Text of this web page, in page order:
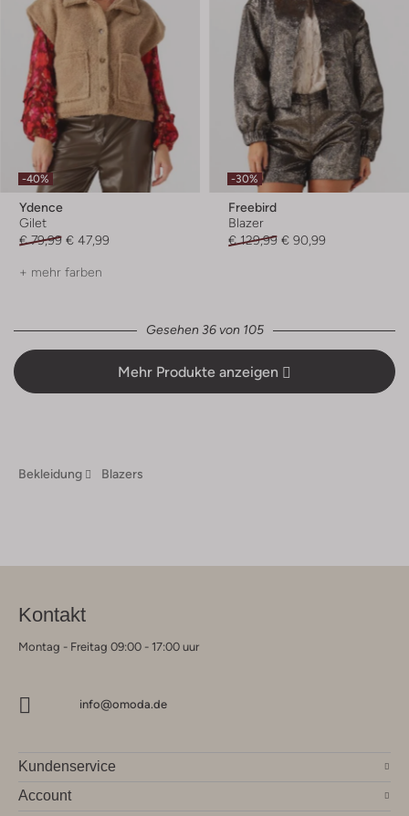
-40%
Ydence
Gilet
€ 79,99 € 47,99
+ mehr farben
-30%
Freebird
Blazer
€ 129,99 € 90,99
Gesehen 36 von 105
Mehr Produkte anzeigen
Bekleidung Blazers
Kontakt
Montag - Freitag 09:00 - 17:00 uur
info@omoda.de
Kundenservice
Account